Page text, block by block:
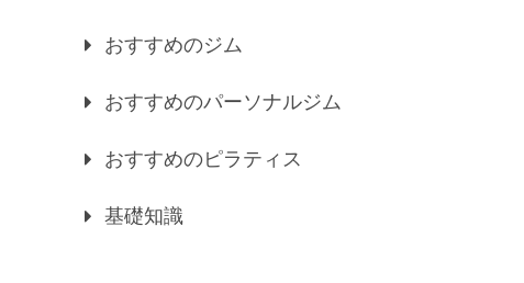
おすすめのジム
おすすめのパーソナルジム
おすすめのピラティス
基礎知識